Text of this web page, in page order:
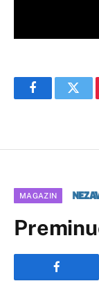
Facebook
MAGAZIN